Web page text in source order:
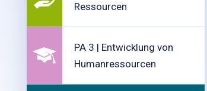
Ressourcen
PA 3 | Entwicklung von
Humanressourcen